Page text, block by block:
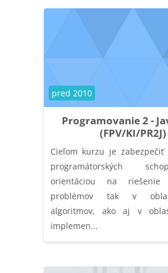
Programovanie 2 -
(FPV/KI/PR2J)
Kategória kurzu
pred 2010
Cieľom kurzu je
programátorských
orientáciou na riešenie
problémov tak v
algoritmov, ako aj v
implemen...